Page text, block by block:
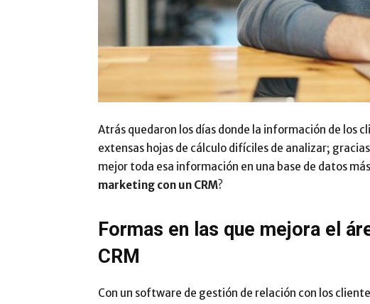
Atrás quedaron los días donde la información de los
extensas hojas de cálculo difíciles de analizar;
mejor toda esa información en una base de datos
marketing con un CRM?
Formas en las que mejora el
CRM
Con un software de gestión de relación con los